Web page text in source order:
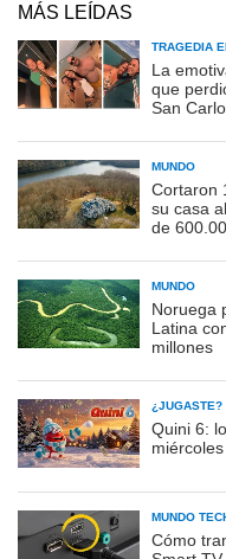
MÁS LEÍDAS
TRAGEDIA
La
que
San
MUNDO
Cortaron
su casa
de
MUNDO
Noruega
Latina
millones
¿JUGASTE?
Quini 6:
MUNDO
Cómo